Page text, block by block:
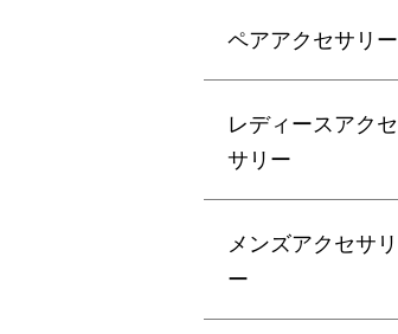
ペアアクセサリー
レディースアクセ
サリー
メンズアクセサリ
ー